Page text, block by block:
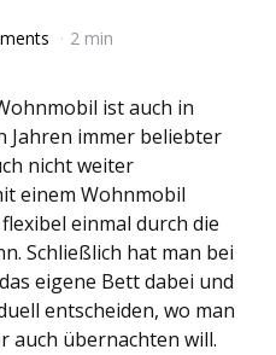
2 min
ist auch in
Jahren immer beliebter
nicht weiter
einem Wohnmobil
einmal durch die
Schließlich hat man bei
eigene Bett dabei und
entscheiden, wo man
auch übernachten will.